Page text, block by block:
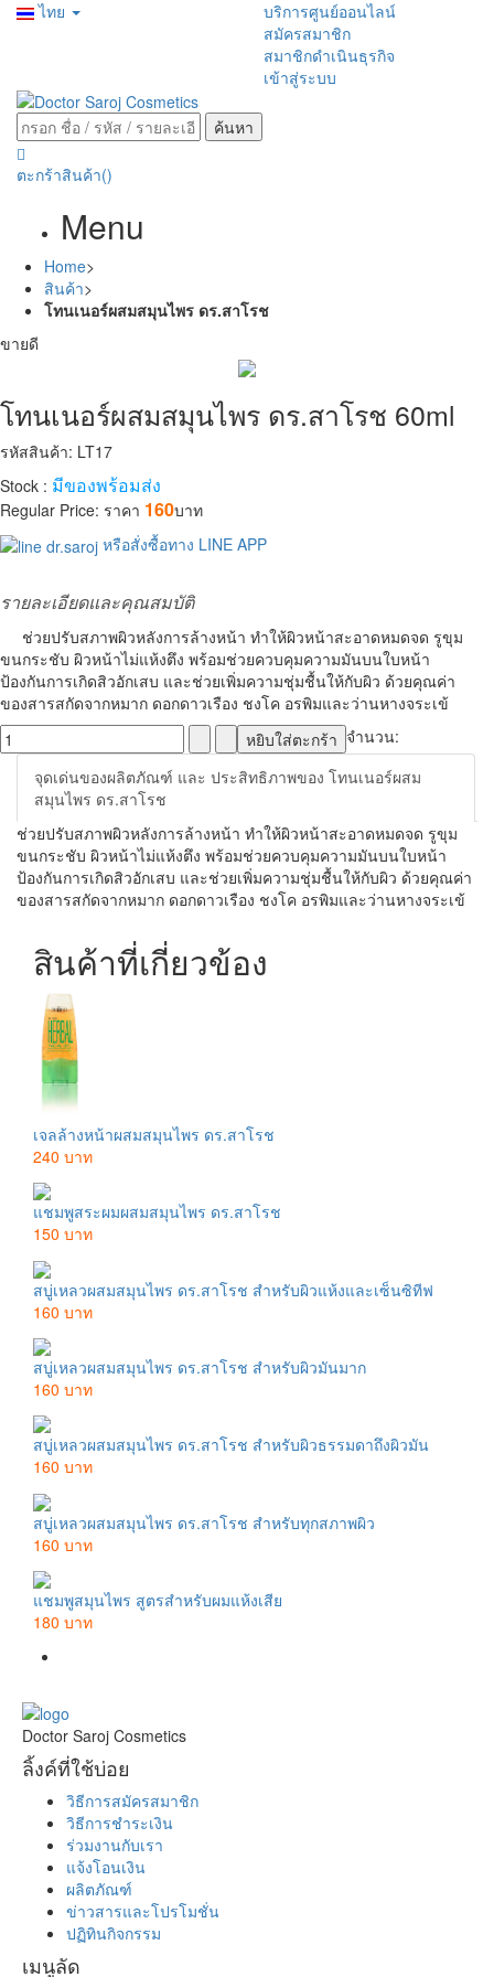
ไทย
บริการศูนย์ออนไลน์
สมัครสมาชิก
สมาชิกดำเนินธุรกิจ
เข้าสู่ระบบ
ค้นหา
ตะกร้าสินค้า()
Menu
Home>
สินค้า>
โทนเนอร์ผสมสมุนไพร ดร.สาโรช
ขายดี
โทนเนอร์ผสมสมุนไพร ดร.สาโรช 60ml
รหัสสินค้า: LT17
Stock : มีของพร้อมส่ง
Regular Price: ราคา 160บาท
หรือสั่งซื้อทาง LINE APP
รายละเอียดและคุณสมบัติ
ช่วยปรับสภาพผิวหลังการล้างหน้า ทำให้ผิวหน้าสะอาดหมดจด รูขุม
ขนกระชับ ผิวหน้าไม่แห้งตึง พร้อมช่วยควบคุมความมันบนใบหน้า
ป้องกันการเกิดสิวอักเสบ และช่วยเพิ่มความชุ่มชื้นให้กับผิว ด้วยคุณค่า
ของสารสกัดจากหมาก ดอกดาวเรือง ชงโค อรพิมและว่านหางจระเข้
จำนวน:
หยิบใส่ตะกร้า
จุดเด่นของผลิตภัณฑ์ และ ประสิทธิภาพของ โทนเนอร์ผสม
สมุนไพร ดร.สาโรช
ช่วยปรับสภาพผิวหลังการล้างหน้า ทำให้ผิวหน้าสะอาดหมดจด รูขุม
ขนกระชับ ผิวหน้าไม่แห้งตึง พร้อมช่วยควบคุมความมันบนใบหน้า
ป้องกันการเกิดสิวอักเสบ และช่วยเพิ่มความชุ่มชื้นให้กับผิว ด้วยคุณค่า
ของสารสกัดจากหมาก ดอกดาวเรือง ชงโค อรพิมและว่านหางจระเข้
สินค้าที่เกี่ยวข้อง
เจลล้างหน้าผสมสมุนไพร ดร.สาโรช
240 บาท
แชมพูสระผมผสมสมุนไพร ดร.สาโรช
150 บาท
สบู่เหลวผสมสมุนไพร ดร.สาโรช สำหรับผิวแห้งและเซ็นซิทีฟ
160 บาท
สบู่เหลวผสมสมุนไพร ดร.สาโรช สำหรับผิวมันมาก
160 บาท
สบู่เหลวผสมสมุนไพร ดร.สาโรช สำหรับผิวธรรมดาถึงผิวมัน
160 บาท
สบู่เหลวผสมสมุนไพร ดร.สาโรช สำหรับทุกสภาพผิว
160 บาท
แชมพูสมุนไพร สูตรสำหรับผมแห้งเสีย
180 บาท
Doctor Saroj Cosmetics
ลิ้งค์ที่ใช้บ่อย
วิธีการสมัครสมาชิก
วิธีการชำระเงิน
ร่วมงานกับเรา
แจ้งโอนเงิน
ผลิตภัณฑ์
ข่าวสารและโปรโมชั่น
ปฏิทินกิจกรรม
เมนูลัด